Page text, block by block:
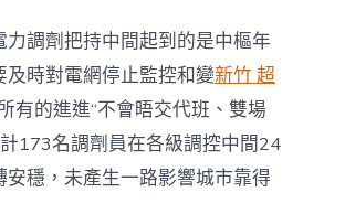
調劑把持中間起到的是中樞年
時對電網停止監控和變新竹 超
有的進進“不會晤交代班、雙場
173名調劑員在各級調控中間24
穩，未產生一路影響城市靠得